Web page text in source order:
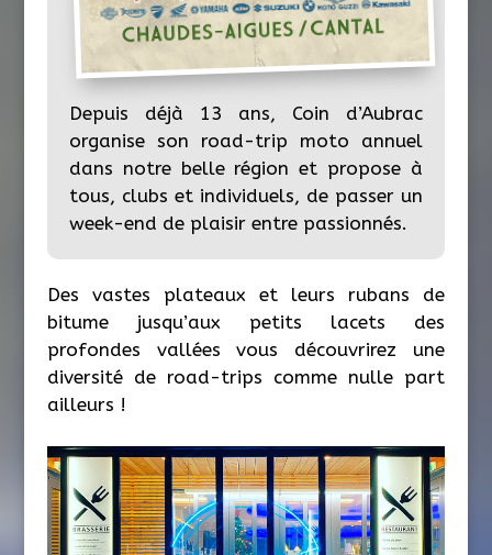
Depuis déjà 13 ans, Coin d’Aubrac
organise son road-trip moto annuel
dans notre belle région et propose à
tous, clubs et individuels, de passer un
week-end de plaisir entre passionnés.
Des vastes plateaux et leurs rubans de
bitume jusqu’aux petits lacets des
profondes vallées vous découvrirez une
diversité de road-trips comme nulle part
ailleurs !